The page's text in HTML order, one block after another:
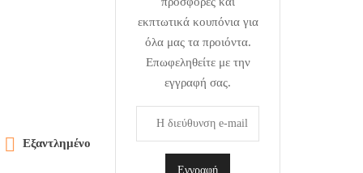
 Εξαντλημένο
εκπτωτικά κουπόνια για
όλα μας τα προιόντα.
Επωφεληθείτε με την
εγγραφή σας.